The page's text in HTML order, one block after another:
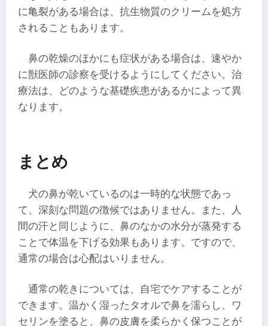
に亀裂がある場合は、抗生物質のクリームを処方
されることもあります。
鼻の乾燥のほかにも症状がある場合は、速やか
に獣医師の診察を受けるようにしてください。治
療法は、どのような基礎疾患があるかによって異
なります。
まとめ
犬の鼻が乾いているのは一時的な状態であっ
て、深刻な問題の徴候ではありません。また、人
間の汗と同じように、鼻のなかの水分が蒸発する
ことで体温を下げる効果もあります。ですので、
通常の場合は心配はいりません。
通常の乾きについては、自宅でケアすることが
できます。温かく湿ったタオルで鼻を濡らし、ワ
セリンを塗ると、鼻の皮膚を柔らかく保つことが